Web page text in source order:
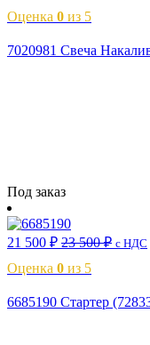
Оценка 0 из 5
7020981 Свеча
Под заказ
21 500 ₽ 23 500₽ с НДС
Оценка 0 из 5
6685190 Стартер